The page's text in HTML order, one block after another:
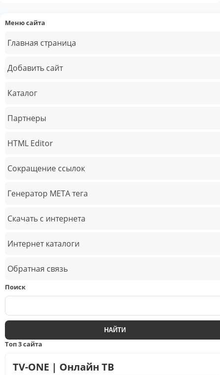
Меню сайта
Главная страница
Добавить сайт
Каталог
Партнеры
HTML Editor
Сокращение ссылок
Генератор META тега
Скачать с интернета
Интернет каталоги
Обратная связь
Поиск
Топ 3 сайта
TV-ONE | Онлайн ТВ